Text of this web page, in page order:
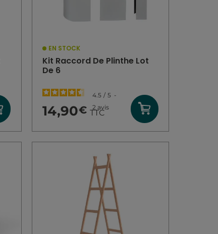
EN STOCK
Kit Raccord De Plinthe Lot
De 6
4.5 / 5 -
2 avis
14,90€ TTC